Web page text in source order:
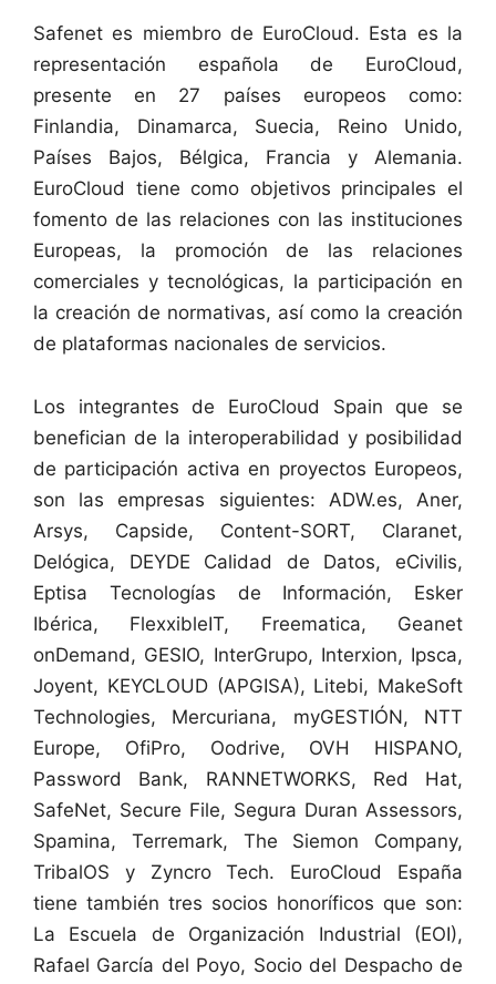
Safenet es miembro de EuroCloud. Esta es la
representación española de EuroCloud,
presente en 27 países europeos como:
Finlandia, Dinamarca, Suecia, Reino Unido,
Países Bajos, Bélgica, Francia y Alemania.
EuroCloud tiene como objetivos principales el
fomento de las relaciones con las instituciones
Europeas, la promoción de las relaciones
comerciales y tecnológicas, la participación en
la creación de normativas, así como la creación
de plataformas nacionales de servicios.
Los integrantes de EuroCloud Spain que se
benefician de la interoperabilidad y posibilidad
de participación activa en proyectos Europeos,
son las empresas siguientes: ADW.es, Aner,
Arsys, Capside, Content-SORT, Claranet,
Delógica, DEYDE Calidad de Datos, eCivilis,
Eptisa Tecnologías de Información, Esker
Ibérica, FlexxibleIT, Freematica, Geanet
onDemand, GESIO, InterGrupo, Interxion, Ipsca,
Joyent, KEYCLOUD (APGISA), Litebi, MakeSoft
Technologies, Mercuriana, myGESTIÓN, NTT
Europe, OfiPro, Oodrive, OVH HISPANO,
Password Bank, RANNETWORKS, Red Hat,
SafeNet, Secure File, Segura Duran Assessors,
Spamina, Terremark, The Siemon Company,
TribalOS y Zyncro Tech. EuroCloud España
tiene también tres socios honoríficos que son:
La Escuela de Organización Industrial (EOI),
Rafael García del Poyo, Socio del Despacho de